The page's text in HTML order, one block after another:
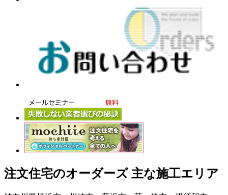
注文住宅のオーダーズ 主な施工エリア